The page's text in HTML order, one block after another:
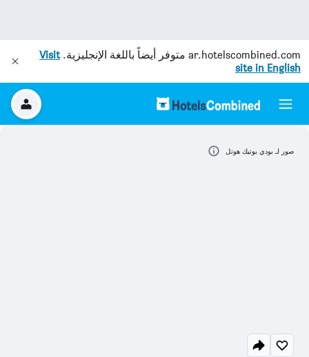
ar.hotelscombined.com متوفر أيضاً باللغة الإنجليزية.Visit
site in English
صور لـ بودي بوتيك هوتل